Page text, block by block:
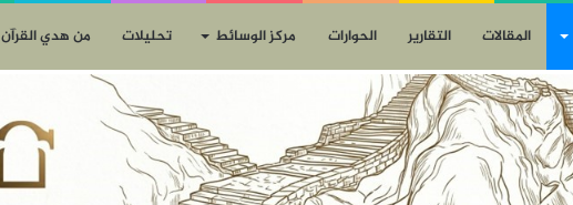
المقالات التقارير الحوارات مركز الوسائط تحليلات من هدي القرآن